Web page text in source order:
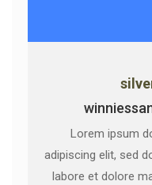
Lorem ipsum
adipiscing elit, sed
labore et dolore